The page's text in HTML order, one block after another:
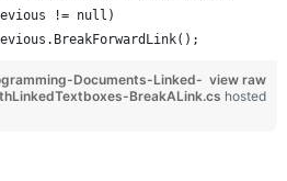
!= null)
view raw
Documents-Linked-
BreakALink.cs hosted